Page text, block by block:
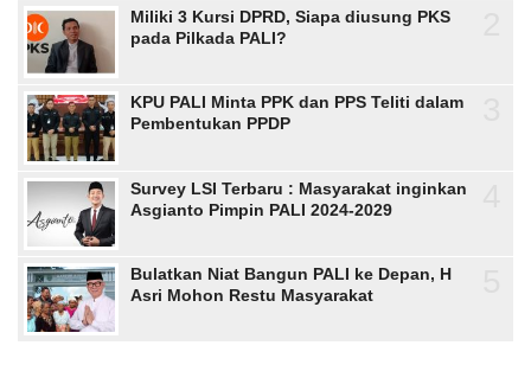
Miliki 3 Kursi DPRD, Siapa diusung PKS
pada Pilkada PALI?
KPU PALI Minta PPK dan PPS Teliti dalam
Pembentukan PPDP
Survey LSI Terbaru : Masyarakat inginkan
Asgianto Pimpin PALI 2024-2029
Bulatkan Niat Bangun PALI ke Depan, H
Asri Mohon Restu Masyarakat